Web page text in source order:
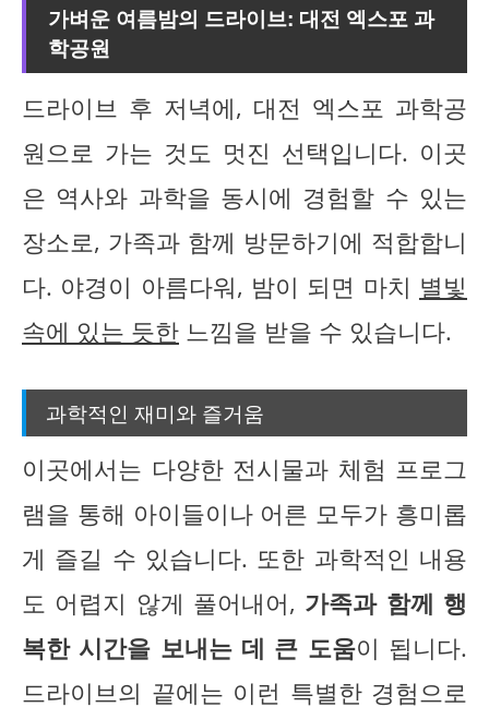
가벼운 여름밤의 드라이브: 대전 엑스포 과
학공원
드라이브 후 저녁에, 대전 엑스포 과학공
원으로 가는 것도 멋진 선택입니다. 이곳
은 역사와 과학을 동시에 경험할 수 있는
장소로, 가족과 함께 방문하기에 적합합니
다. 야경이 아름다워, 밤이 되면 마치 별빛
속에 있는 듯한 느낌을 받을 수 있습니다.
과학적인 재미와 즐거움
이곳에서는 다양한 전시물과 체험 프로그
램을 통해 아이들이나 어른 모두가 흥미롭
게 즐길 수 있습니다. 또한 과학적인 내용
도 어렵지 않게 풀어내어, 가족과 함께 행
복한 시간을 보내는 데 큰 도움이 됩니다.
드라이브의 끝에는 이런 특별한 경험으로